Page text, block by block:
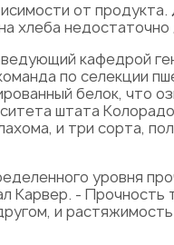
от
хлеба
кафедрой
по селекции
белок, что
штата
и три сорта,
уровня
Карвер. -
и